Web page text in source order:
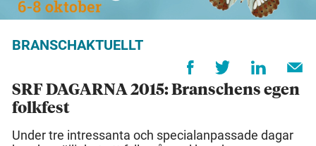
BRANSCHAKTUELLT
SRF DAGARNA 2015: Branschens egen
folkfest
Under tre intressanta och specialanpassade dagar